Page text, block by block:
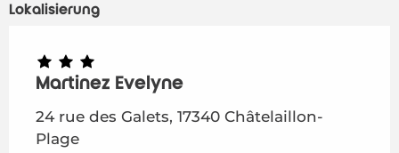
Lokalisierung
Martinez Evelyne
24 rue des Galets, 17340 Châtelaillon-
Plage